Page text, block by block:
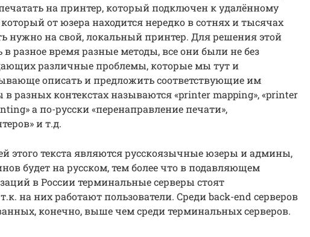
на принтер, который подключен к удалённому
от юзера находится нередко в сотнях и тысячах
нужно на свой, локальный принтер. Для решения этой
в разное время разные методы, все они были не без
различные проблемы, которые мы тут и
описать и предложить соответствующие им
разных контекстах называются «printer mapping», «printer
а по-русски «перенаправление печати»,
и т.д.
этого текста являются русскоязычные юзеры и админы,
будет на русском, тем более что в подавляющем
в России терминальные серверы стоят
на них работают пользователи. Среди back-end серверов
конечно, выше чем среди терминальных серверов.